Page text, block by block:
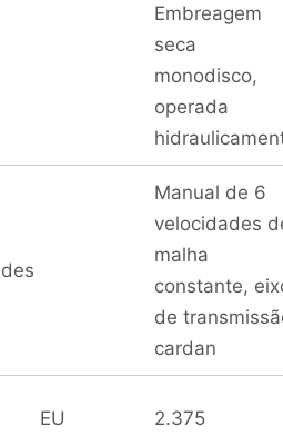
Embreagem
seca
monodisco,
operada
Manual de 6
velocidades
malha
constante,
de
cardan
EU 2.375